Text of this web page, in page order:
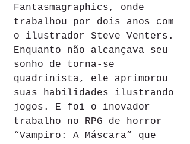
Fantasmagraphics, onde
trabalhou por dois anos com
o ilustrador Steve Venters.
Enquanto não alcançava seu
sonho de torna-se
quadrinista, ele aprimorou
suas habilidades ilustrando
jogos. E foi o inovador
trabalho no RPG de horror
“Vampiro: A Máscara” que